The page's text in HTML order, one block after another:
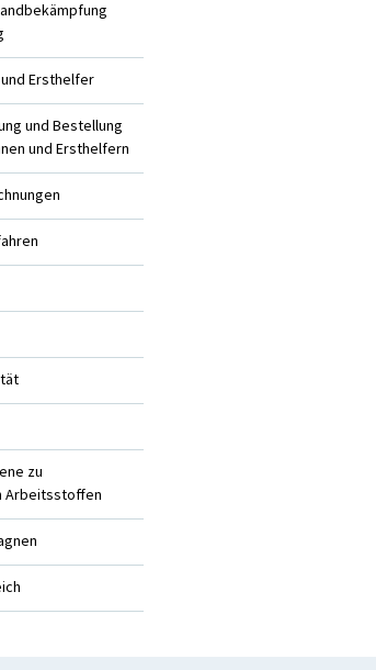
Ersthelfer
und Bestellung
und Ersthelfern
zu
Arbeitsstoffen